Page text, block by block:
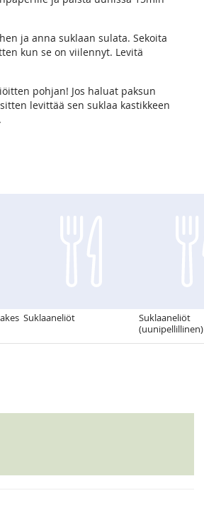
ja anna suklaan sulata. Sekoita
kun se on viilennyt. Levitä
pohjan! Jos haluat paksun
levittää sen suklaa kastikkeen
Suklaaneliöt
Suklaaneliöt
(uunipellillinen)